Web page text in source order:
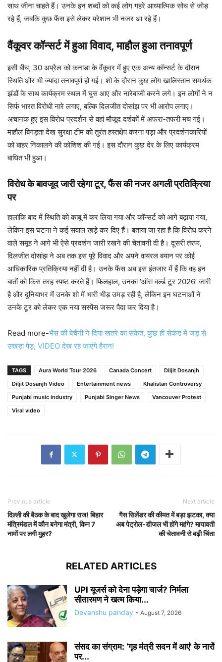
साथ जीना चाहते हैं। उनके इन शब्दों को कई लोग गहरे आध्यात्मिक सोच से जोड़
रहे हैं, जबकि कुछ फैंस इसे लेकर परेशान भी नजर आ रहे हैं।
वैंकूवर कॉन्सर्ट में हुआ विवाद, माहौल हुआ तनावपूर्ण
इसी बीच, 30 अप्रैल को कनाडा के वैंकूवर में हुए एक अन्य कॉन्सर्ट के दौरान
स्थिति और भी ज्यादा तनावपूर्ण हो गई। शो के दौरान कुछ लोग खालिस्तान समर्थक
झंडों के साथ कार्यक्रम स्थल में घुस आए और नारेबाजी करने लगे। इन लोगों ने न
सिर्फ भारत विरोधी नारे लगाए, बल्कि दिलजीत दोसांझ पर भी आरोप लगाए।
अचानक हुए इस विरोध प्रदर्शन से वहां मौजूद दर्शकों में अफरा-तफरी मच गई।
माहौल बिगड़ता देख सुरक्षा टीम को तुरंत हस्तक्षेप करना पड़ा और प्रदर्शनकारियों
को बाहर निकालने की कोशिश की गई। इस दौरान कुछ देर के लिए कार्यक्रम
बाधित भी हुआ।
विरोध के बावजूद जारी रहेगा टूर, फैंस की नजर अगली प्रतिक्रिया
पर
हालांकि बाद में स्थिति को काबू में कर लिया गया और कॉन्सर्ट को आगे बढ़ाया गया,
लेकिन इस घटना ने कई सवाल खड़े कर दिए हैं। बताया जा रहा है कि विरोध करने
वाले समूह ने आगे भी ऐसे प्रदर्शन जारी रखने की चेतावनी दी है। दूसरी तरफ,
दिलजीत दोसांझ ने अब तक इस पूरे विवाद और अपने वायरल बयान पर कोई
आधिकारिक प्रतिक्रिया नहीं दी है। उनके फैंस अब इस इंतजार में हैं कि वह इन
बातों को किस तरह स्पष्ट करते हैं। फिलहाल, उनका ‘ऑरा वर्ल्ड टूर 2026’ जारी
है और दुनियाभर में उनके शो में भारी भीड़ उमड़ रही है, लेकिन इन घटनाओं ने
उनके टूर को लेकर एक नया सस्पेंस जरूर पैदा कर दिया है।
Read more-भैंस की बेचैनी ने दिया खतरे का संकेत, कुछ ही सेकंड में जड़ से
उखड़ा पेड़, VIDEO देख रह जाएंगे हैरान!
TAGS Aura World Tour 2026 Canada Concert
Diljit Dosanjh
Diljit Dosanjh Video
Entertainment news
Khalistan Controversy
Punjabi music industry
Punjabi Singer News
Vancouver Protest
Viral video
Previous article
दिल्ली की बैठक के बाद खुलेगा राज! बिहार
मंत्रिमंडल में कौन बनेगा मंत्री, किन 7
नामों पर लगी मुहर?
Next article
गैस सिलेंडर की कीमत में बड़ा झटका, क्या
अब पेट्रोल-डीजल भी होंगे महंगे? मायावती
की चेतावनी से बढ़ी चिंता
RELATED ARTICLES
UPI यूजर्स को देना पड़ेगा चार्ज? निर्मला
सीतारमण ने खत्म किया...
Devanshu panday - August 7, 2026
संसद का संग्राम: ‘गृह मंत्री सदन में आएं’ के नारों
पर...